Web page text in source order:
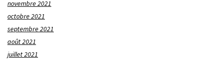
novembre 2021
octobre 2021
septembre 2021
août 2021
juillet 2021